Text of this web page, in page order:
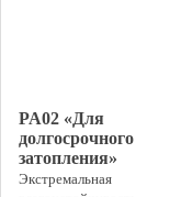
PA02 «Для
долгосрочного
затопления»
Экстремальная